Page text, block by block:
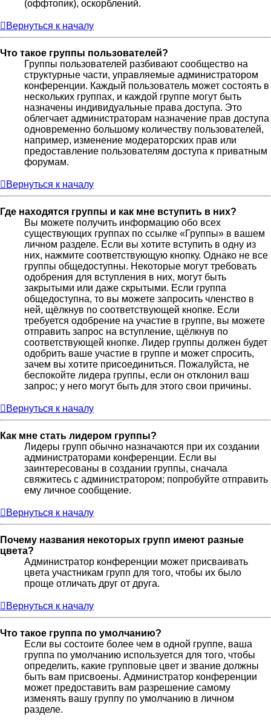
(оффтопик), оскорблений.
Вернуться к началу
Что такое группы пользователей?
Группы пользователей разбивают сообщество на
структурные части, управляемые администратором
конференции. Каждый пользователь может состоять в
нескольких группах, и каждой группе могут быть
назначены индивидуальные права доступа. Это
облегчает администраторам назначение прав доступа
одновременно большому количеству пользователей,
например, изменение модераторских прав или
предоставление пользователям доступа к приватным
форумам.
Вернуться к началу
Где находятся группы и как мне вступить в них?
Вы можете получить информацию обо всех
существующих группах по ссылке «Группы» в вашем
личном разделе. Если вы хотите вступить в одну из
них, нажмите соответствующую кнопку. Однако не все
группы общедоступны. Некоторые могут требовать
одобрения для вступления в них, могут быть
закрытыми или даже скрытыми. Если группа
общедоступна, то вы можете запросить членство в
ней, щёлкнув по соответствующей кнопке. Если
требуется одобрение на участие в группе, вы можете
отправить запрос на вступление, щёлкнув по
соответствующей кнопке. Лидер группы должен будет
одобрить ваше участие в группе и может спросить,
зачем вы хотите присоединиться. Пожалуйста, не
беспокойте лидера группы, если он отклонил ваш
запрос; у него могут быть для этого свои причины.
Вернуться к началу
Как мне стать лидером группы?
Лидеры групп обычно назначаются при их создании
администраторами конференции. Если вы
заинтересованы в создании группы, сначала
свяжитесь с администратором; попробуйте отправить
ему личное сообщение.
Вернуться к началу
Почему названия некоторых групп имеют разные
цвета?
Администратор конференции может присваивать
цвета участникам групп для того, чтобы их было
проще отличать друг от друга.
Вернуться к началу
Что такое группа по умолчанию?
Если вы состоите более чем в одной группе, ваша
группа по умолчанию используется для того, чтобы
определить, какие групповые цвет и звание должны
быть вам присвоены. Администратор конференции
может предоставить вам разрешение самому
изменять вашу группу по умолчанию в личном
разделе.